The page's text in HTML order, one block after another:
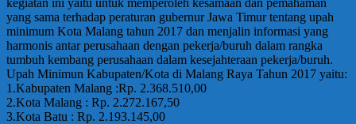
yang sama terhadap peraturan gubernur Jawa Timur tentang upah
minimum Kota Malang tahun 2017 dan menjalin informasi yang
harmonis antar perusahaan dengan pekerja/buruh dalam rangka
tumbuh kembang perusahaan dalam kesejahteraan pekerja/buruh.
Upah Minimun Kabupaten/Kota di Malang Raya Tahun 2017 yaitu:
1.Kabupaten Malang :Rp. 2.368.510,00
2.Kota Malang : Rp. 2.272.167,50
3.Kota Batu : Rp. 2.193.145,00